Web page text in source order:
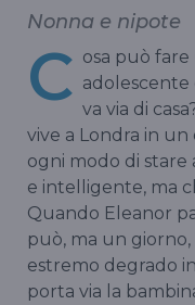
Nonna e nipote
C osa può
adolescente
va via di
vive a Londra in
ogni modo di stare
e intelligente, ma
Quando Eleanor
può, ma un
estremo degrado
porta via la